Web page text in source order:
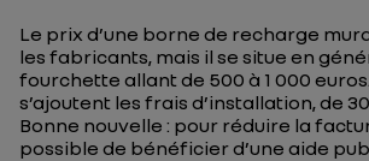
Le prix d’une borne de recharge
les fabricants, mais il se situe en
fourchette allant de 500 à 1 000
s’ajoutent les frais d’installation, de
Bonne nouvelle : pour réduire la
possible de bénéficier d’une aide